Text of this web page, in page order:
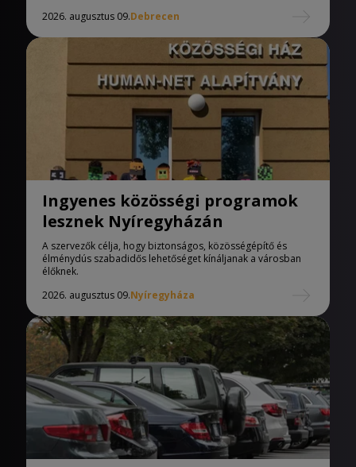
2026. augusztus 09.Debrecen
Ingyenes közösségi programok
lesznek Nyíregyházán
A szervezők célja, hogy biztonságos, közösségépítő és
élménydús szabadidős lehetőséget kínáljanak a városban
élőknek.
2026. augusztus 09.Nyíregyháza